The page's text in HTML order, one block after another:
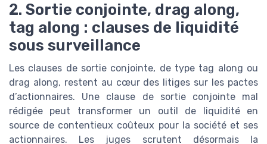
2. Sortie conjointe, drag along,
tag along : clauses de liquidité
sous surveillance
Les clauses de sortie conjointe, de type tag along ou
drag along, restent au cœur des litiges sur les pactes
d’actionnaires. Une clause de sortie conjointe mal
rédigée peut transformer un outil de liquidité en
source de contentieux coûteux pour la société et ses
actionnaires. Les juges scrutent désormais la